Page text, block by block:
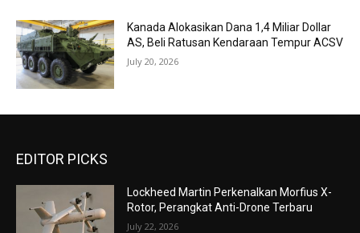
Kanada Alokasikan Dana 1,4 Miliar Dollar
AS, Beli Ratusan Kendaraan Tempur ACSV
July 20, 2026
EDITOR PICKS
Lockheed Martin Perkenalkan Morfius X-
Rotor, Perangkat Anti-Drone Terbaru
July 22, 2026